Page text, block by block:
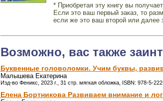
* Приобретая эту книгу вы
Если это ваш первый заказ, то
если же это ваш второй или далее
Возможно, вас также
Буквенные головоломки. Учим буквы,
Малышева Екатерина
Изд-во Феникс, 2023 г., 31 стр. мягкая обложка, ISBN: 978-5-
Елена Бортникова Развиваем внимание и